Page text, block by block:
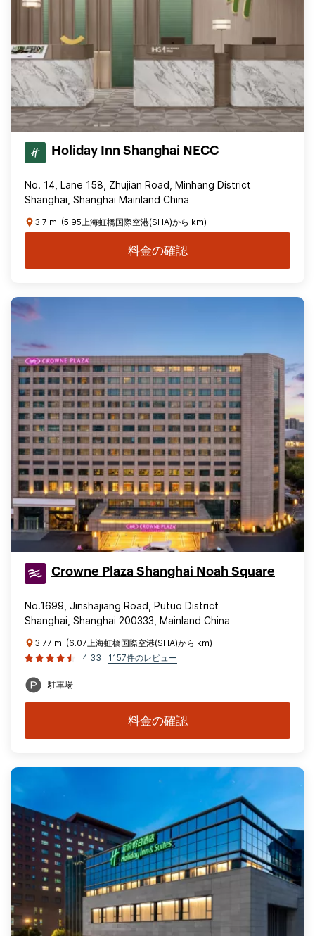
Holiday Inn Shanghai NECC
No. 14, Lane 158, Zhujian Road, Minhang District
Shanghai, Shanghai Mainland China
3.7 mi (5.95上海虹橋国際空港(SHA)から km)
料金の確認
Crowne Plaza Shanghai Noah Square
No.1699, Jinshajiang Road, Putuo District
Shanghai, Shanghai 200333, Mainland China
3.77 mi (6.07上海虹橋国際空港(SHA)から km)
4.33
1157件のレビュー
駐車場
料金の確認